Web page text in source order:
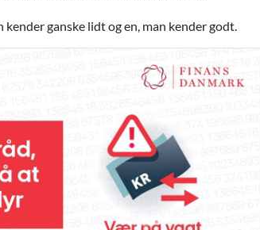
ganske lidt og en, man kender godt.